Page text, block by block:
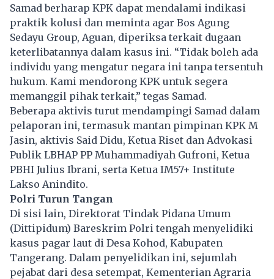
Samad berharap KPK dapat mendalami indikasi
praktik kolusi dan meminta agar Bos Agung
Sedayu Group, Aguan, diperiksa terkait dugaan
keterlibatannya dalam kasus ini. “Tidak boleh ada
individu yang mengatur negara ini tanpa tersentuh
hukum. Kami mendorong KPK untuk segera
memanggil pihak terkait,” tegas Samad.
Beberapa aktivis turut mendampingi Samad dalam
pelaporan ini, termasuk mantan pimpinan KPK M
Jasin, aktivis Said Didu, Ketua Riset dan Advokasi
Publik LBHAP PP Muhammadiyah Gufroni, Ketua
PBHI Julius Ibrani, serta Ketua IM57+ Institute
Lakso Anindito.
Polri Turun Tangan
Di sisi lain, Direktorat Tindak Pidana Umum
(Dittipidum) Bareskrim Polri tengah menyelidiki
kasus pagar laut di Desa Kohod, Kabupaten
Tangerang. Dalam penyelidikan ini, sejumlah
pejabat dari desa setempat, Kementerian Agraria